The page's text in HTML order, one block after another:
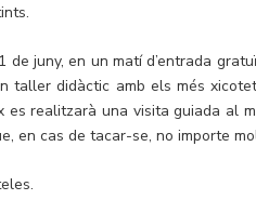
de juny, en un matí d’entrada
taller didàctic amb els més
es realitzarà una visita guiada al
en cas de tacar-se, no importe